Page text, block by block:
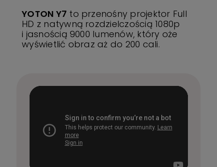
YOTON Y7 to przenośny projektor Full
HD z natywną rozdzielczością 1080p
i jasnością 9000 lumenów, który oże
wyświetlić obraz aż do 200 cali.